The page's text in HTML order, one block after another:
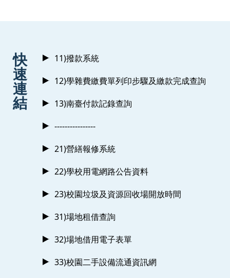
快
速
連
結
11)撥款系統
12)學雜費繳費單列印步驟及繳款完成查詢
13)南臺付款記錄查詢
----------------
21)營繕報修系統
22)學校用電網路公告資料
23)校園垃圾及資源回收場開放時間
31)場地租借查詢
32)場地借用電子表單
33)校園二手設備流通資訊網